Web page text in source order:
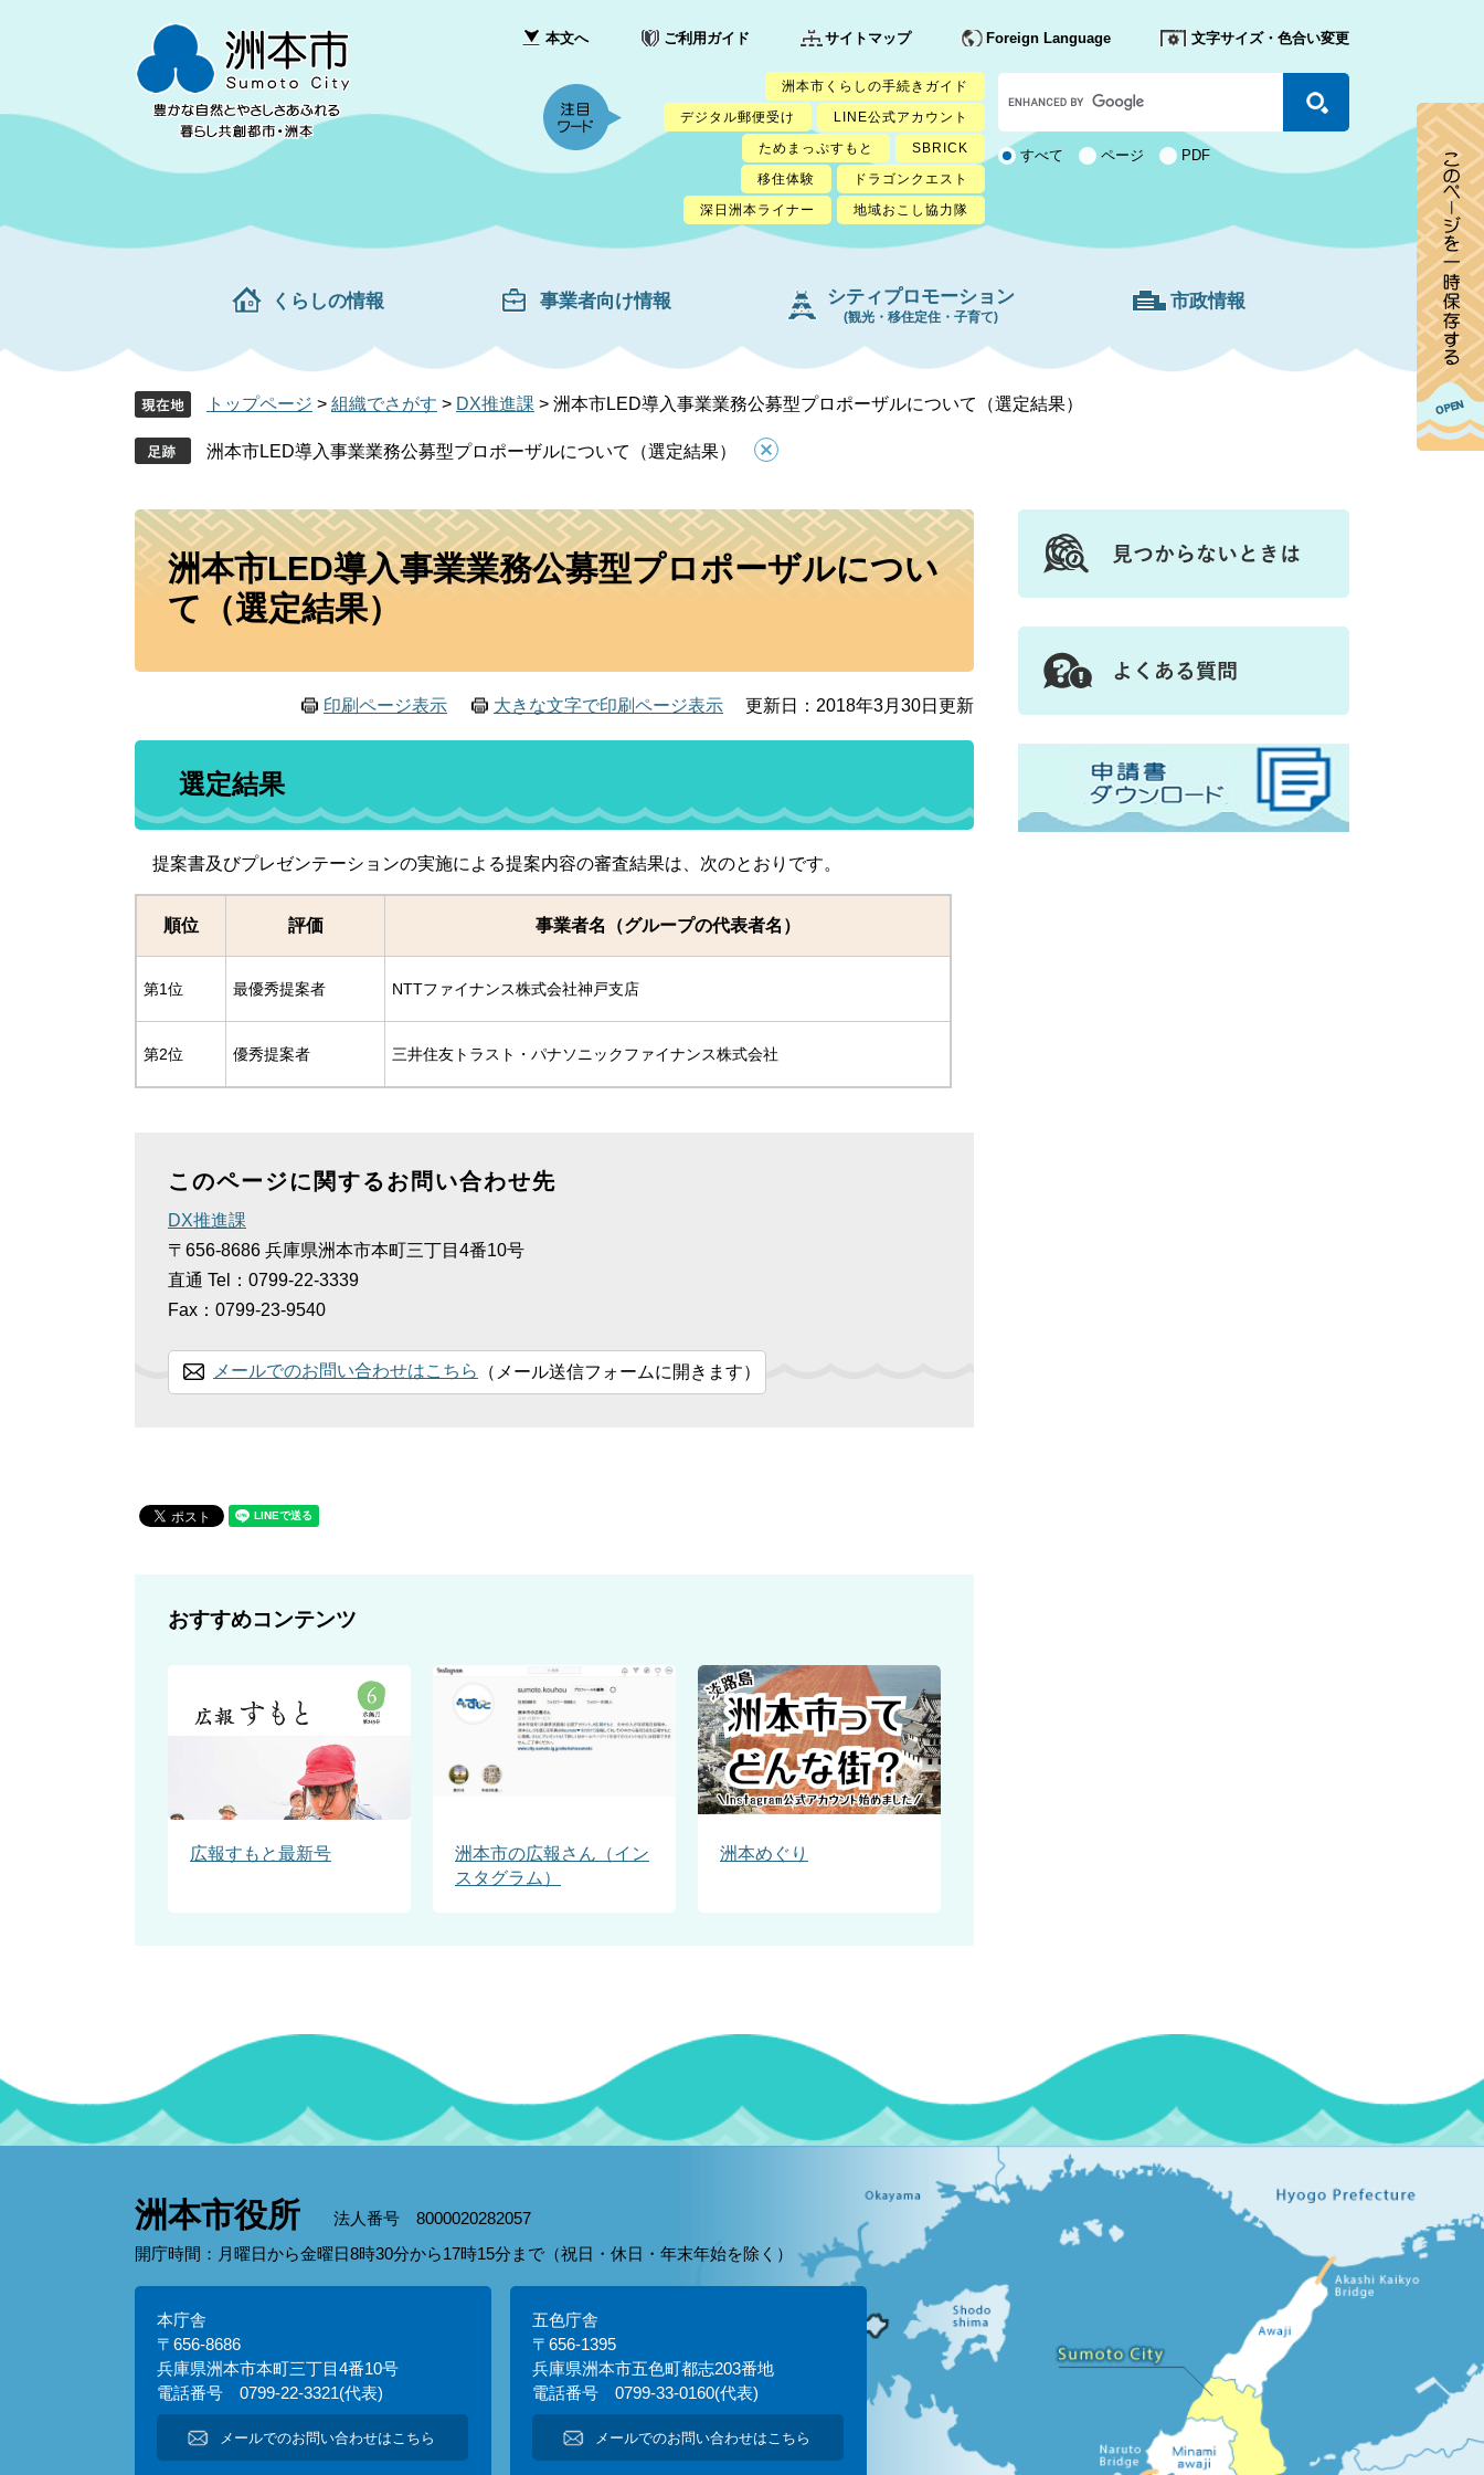
先
を
て
本文へ ご利用ガイド サイトマップ Foreign Language 文字サイズ・色合い変更
洲本市くらしの手続きガイド
デジタル郵便受け
LINE公式アカウント
ためまっぷすもと
SBRICK
移住体験
ドラゴンクエスト
深日洲本ライナー
地域おこし協力隊
カ
ス
タ
ム
検 すべて ページ PDF
くらしの情報 事業者向け情報 シティプロモーション
(観光・移住定住・子育て)
市政情報
トップページ > 組織でさがす > DX推進課 > 洲本市LED導入事業業務公募型プロポーザルについて（選定結果）
洲本市LED導入事業業務公募型プロポーザルについて（選定結果）
本
洲本市LED導入事業業務公募型プロポーザルについ
て（選定結果）
印刷ページ表示 大きな文字で印刷ページ表示 更新日：2018年3月30日更新
選定結果
提案書及びプレゼンテーションの実施による提案内容の審査結果は、次のとおりです。
順位 評価 事業者名（グループの代表者名）
第1位 最優秀提案者 NTTファイナンス株式会社神戸支店
第2位 優秀提案者 三井住友トラスト・パナソニックファイナンス株式会社
このページに関するお問い合わせ先
DX推進課
〒656-8686 兵庫県洲本市本町三丁目4番10号
直通 Tel：0799-22-3339
Fax：0799-23-9540
メールでのお問い合わせはこちら （メール送信フォームに開きます）
おすすめコンテンツ
広報すもと最新号
洲本市の広報さん（イン
スタグラム）
洲本めぐり
洲本市役所
法人番号 8000020282057
開庁時間：月曜日から金曜日8時30分から17時15分まで（祝日・休日・年末年始を除く）
本庁舎
〒656-8686
兵庫県洲本市本町三丁目4番10号
電話番号 0799-22-3321(代表)
メールでのお問い合わせはこちら
五色庁舎
〒656-1395
兵庫県洲本市五色町都志203番地
電話番号 0799-33-0160(代表)
メールでのお問い合わせはこちら